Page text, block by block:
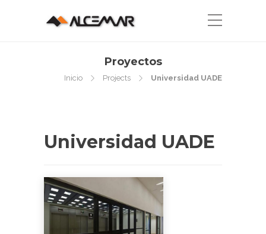
Proyectos
Inicio Projects Universidad UADE
Universidad UADE